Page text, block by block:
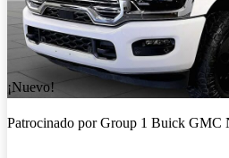
¡Nuevo!
Patrocinado porGroup 1 Buick GMC